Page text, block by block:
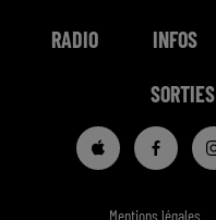
RADIO INFOS
SORTIES
Mentions légales